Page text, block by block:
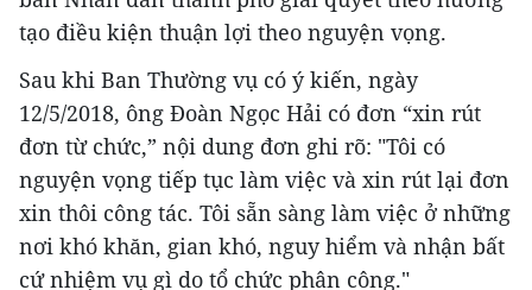
tạo điều kiện thuận lợi theo nguyện vọng.
Sau khi Ban Thường vụ có ý kiến, ngày
12/5/2018, ông Đoàn Ngọc Hải có đơn “xin rút
đơn từ chức,” nội dung đơn ghi rõ: "Tôi có
nguyện vọng tiếp tục làm việc và xin rút lại đơn
xin thôi công tác. Tôi sẵn sàng làm việc ở những
nơi khó khăn, gian khó, nguy hiểm và nhận bất
cứ nhiệm vụ gì do tổ chức phân công."